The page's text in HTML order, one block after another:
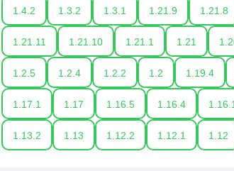
1.4.2 1.3.2 1.3.1 1.21.9 1.21.8
1.21.11 1.21.10 1.21.1 1.21
1.2.5 1.2.4 1.2.2 1.2 1.19.4
1.17.1 1.17 1.16.5 1.16.4 1.16.1
1.13.2 1.13 1.12.2 1.12.1 1.12